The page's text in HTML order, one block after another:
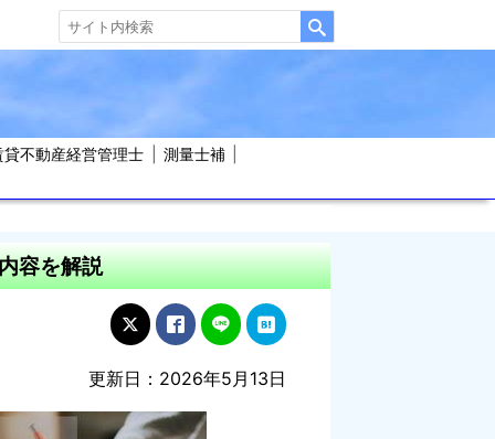
貸不動産経営管理士 測量士補
容を解説
更新日：2026年5月13日